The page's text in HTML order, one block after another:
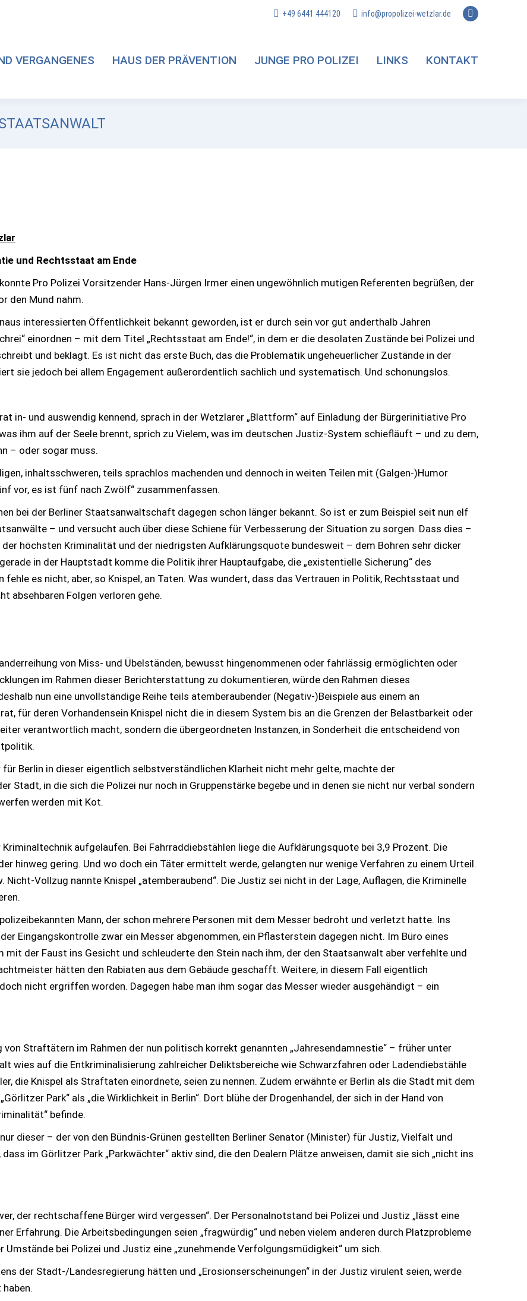
+49 6441 444120 info@propolizei-wetzlar.de
Facebook
in
window
VERGANGENES HAUS DER PRÄVENTION JUNGE PRO POLIZEI LINKS KONTAKT
und Rechtsstaat am Ende
Pro Polizei Vorsitzender Hans-Jürgen Irmer einen ungewöhnlich mutigen Referenten begrüßen, der
den Mund nahm.
interessierten Öffentlichkeit bekannt geworden, ist er durch sein vor gut anderthalb Jahren
einordnen – mit dem Titel „Rechtsstaat am Ende!“, in dem er die desolaten Zustände bei Polizei und
und beklagt. Es ist nicht das erste Buch, das die Problematik ungeheuerlicher Zustände in der
sie jedoch bei allem Engagement außerordentlich sachlich und systematisch. Und schonungslos.
in- und auswendig kennend, sprach in der Wetzlarer „Blattform“ auf Einladung der Bürgerinitiative Pro
ihm auf der Seele brennt, sprich zu Vielem, was im deutschen Justiz-System schiefläuft – und zu dem,
– oder sogar muss.
inhaltsschweren, teils sprachlos machenden und dennoch in weiten Teilen mit (Galgen-)Humor
vor, es ist fünf nach Zwölf“ zusammenfassen.
bei der Berliner Staatsanwaltschaft dagegen schon länger bekannt. So ist er zum Beispiel seit nun elf
– und versucht auch über diese Schiene für Verbesserung der Situation zu sorgen. Dass dies –
höchsten Kriminalität und der niedrigsten Aufklärungsquote bundesweit – dem Bohren sehr dicker
in der Hauptstadt komme die Politik ihrer Hauptaufgabe, die „existentielle Sicherung“ des
es nicht, aber, so Knispel, an Taten. Was wundert, dass das Vertrauen in Politik, Rechtsstaat und
absehbaren Folgen verloren gehe.
von Miss- und Übelständen, bewusst hingenommenen oder fahrlässig ermöglichten oder
im Rahmen dieser Berichterstattung zu dokumentieren, würde den Rahmen dieses
nun eine unvollständige Reihe teils atemberaubender (Negativ-)Beispiele aus einem an
für deren Vorhandensein Knispel nicht die in diesem System bis an die Grenzen der Belastbarkeit oder
verantwortlich macht, sondern die übergeordneten Instanzen, in Sonderheit die entscheidend von
für Berlin in dieser eigentlich selbstverständlichen Klarheit nicht mehr gelte, machte der
Stadt, in die sich die Polizei nur noch in Gruppenstärke begebe und in denen sie nicht nur verbal sondern
werden mit Kot.
aufgelaufen. Bei Fahrraddiebstählen liege die Aufklärungsquote bei 3,9 Prozent. Die
hinweg gering. Und wo doch ein Täter ermittelt werde, gelangten nur wenige Verfahren zu einem Urteil.
Nicht-Vollzug nannte Knispel „atemberaubend“. Die Justiz sei nicht in der Lage, Auflagen, die Kriminelle
Mann, der schon mehrere Personen mit dem Messer bedroht und verletzt hatte. Ins
Eingangskontrolle zwar ein Messer abgenommen, ein Pflasterstein dagegen nicht. Im Büro eines
der Faust ins Gesicht und schleuderte den Stein nach ihm, der den Staatsanwalt aber verfehlte und
hätten den Rabiaten aus dem Gebäude geschafft. Weitere, in diesem Fall eigentlich
nicht ergriffen worden. Dagegen habe man ihm sogar das Messer wieder ausgehändigt – ein
von Straftätern im Rahmen der nun politisch korrekt genannten „Jahresendamnestie“ – früher unter
wies auf die Entkriminalisierung zahlreicher Deliktsbereiche wie Schwarzfahren oder Ladendiebstähle
die Knispel als Straftaten einordnete, seien zu nennen. Zudem erwähnte er Berlin als die Stadt mit dem
Park“ als „die Wirklichkeit in Berlin“. Dort blühe der Drogenhandel, der sich in der Hand von
befinde.
dieser – der von den Bündnis-Grünen gestellten Berliner Senator (Minister) für Justiz, Vielfalt und
im Görlitzer Park „Parkwächter“ aktiv sind, die den Dealern Plätze anweisen, damit sie sich „nicht ins
der rechtschaffene Bürger wird vergessen“. Der Personalnotstand bei Polizei und Justiz „lässt eine
Erfahrung. Die Arbeitsbedingungen seien „fragwürdig“ und neben vielem anderen durch Platzprobleme
bei Polizei und Justiz eine „zunehmende Verfolgungsmüdigkeit“ um sich.
der Stadt-/Landesregierung hätten und „Erosionserscheinungen“ in der Justiz virulent seien, werde